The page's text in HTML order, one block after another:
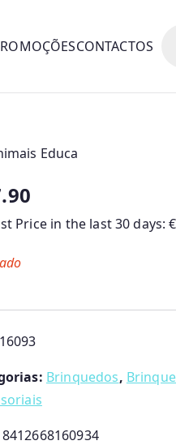
CONTACTOS
Educa
Price in the last 30 days:€
16093
Brinquedos,
8412668160934